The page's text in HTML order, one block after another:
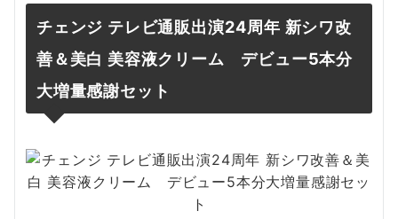
チェンジ テレビ通販出演24周年 新シワ改
善＆美白 美容液クリーム デビュー5本分
大増量感謝セット